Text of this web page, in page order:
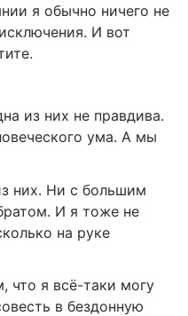
я обычно ничего не
И вот
из них не правдива.
ума. А мы
них. Ни с большим
И я тоже не
на руке
что я всё-таки могу
в бездонную